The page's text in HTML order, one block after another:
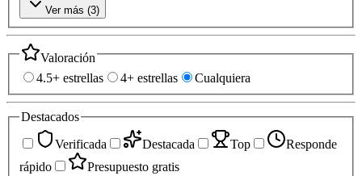
Ver más (3)
Valoración
4.5+ estrellas
4+ estrellas Cualquiera
Destacados
Verificada
Destacada Top
Responde
rápido
Presupuesto gratis